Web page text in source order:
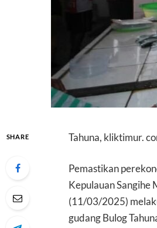
SHARE Tahuna, kliktimur.
Pemastikan
Kepulauan Sangihe
(11/03/2025)
gudang Bulog